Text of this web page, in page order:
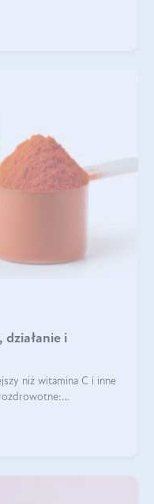
działanie i
niż witamina C i inne